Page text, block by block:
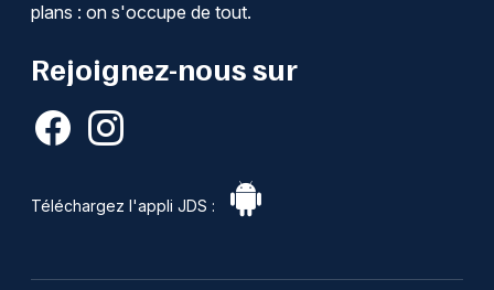
plans : on s'occupe de tout.
Rejoignez-nous sur
Téléchargez l'appli JDS :